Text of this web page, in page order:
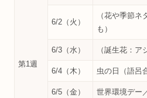
第1週
6/2（火）
（花や季節ネ
も）
6/3（水） （誕生花：ア
6/4（木） 虫の日（語呂
6/5（金） 世界環境デー